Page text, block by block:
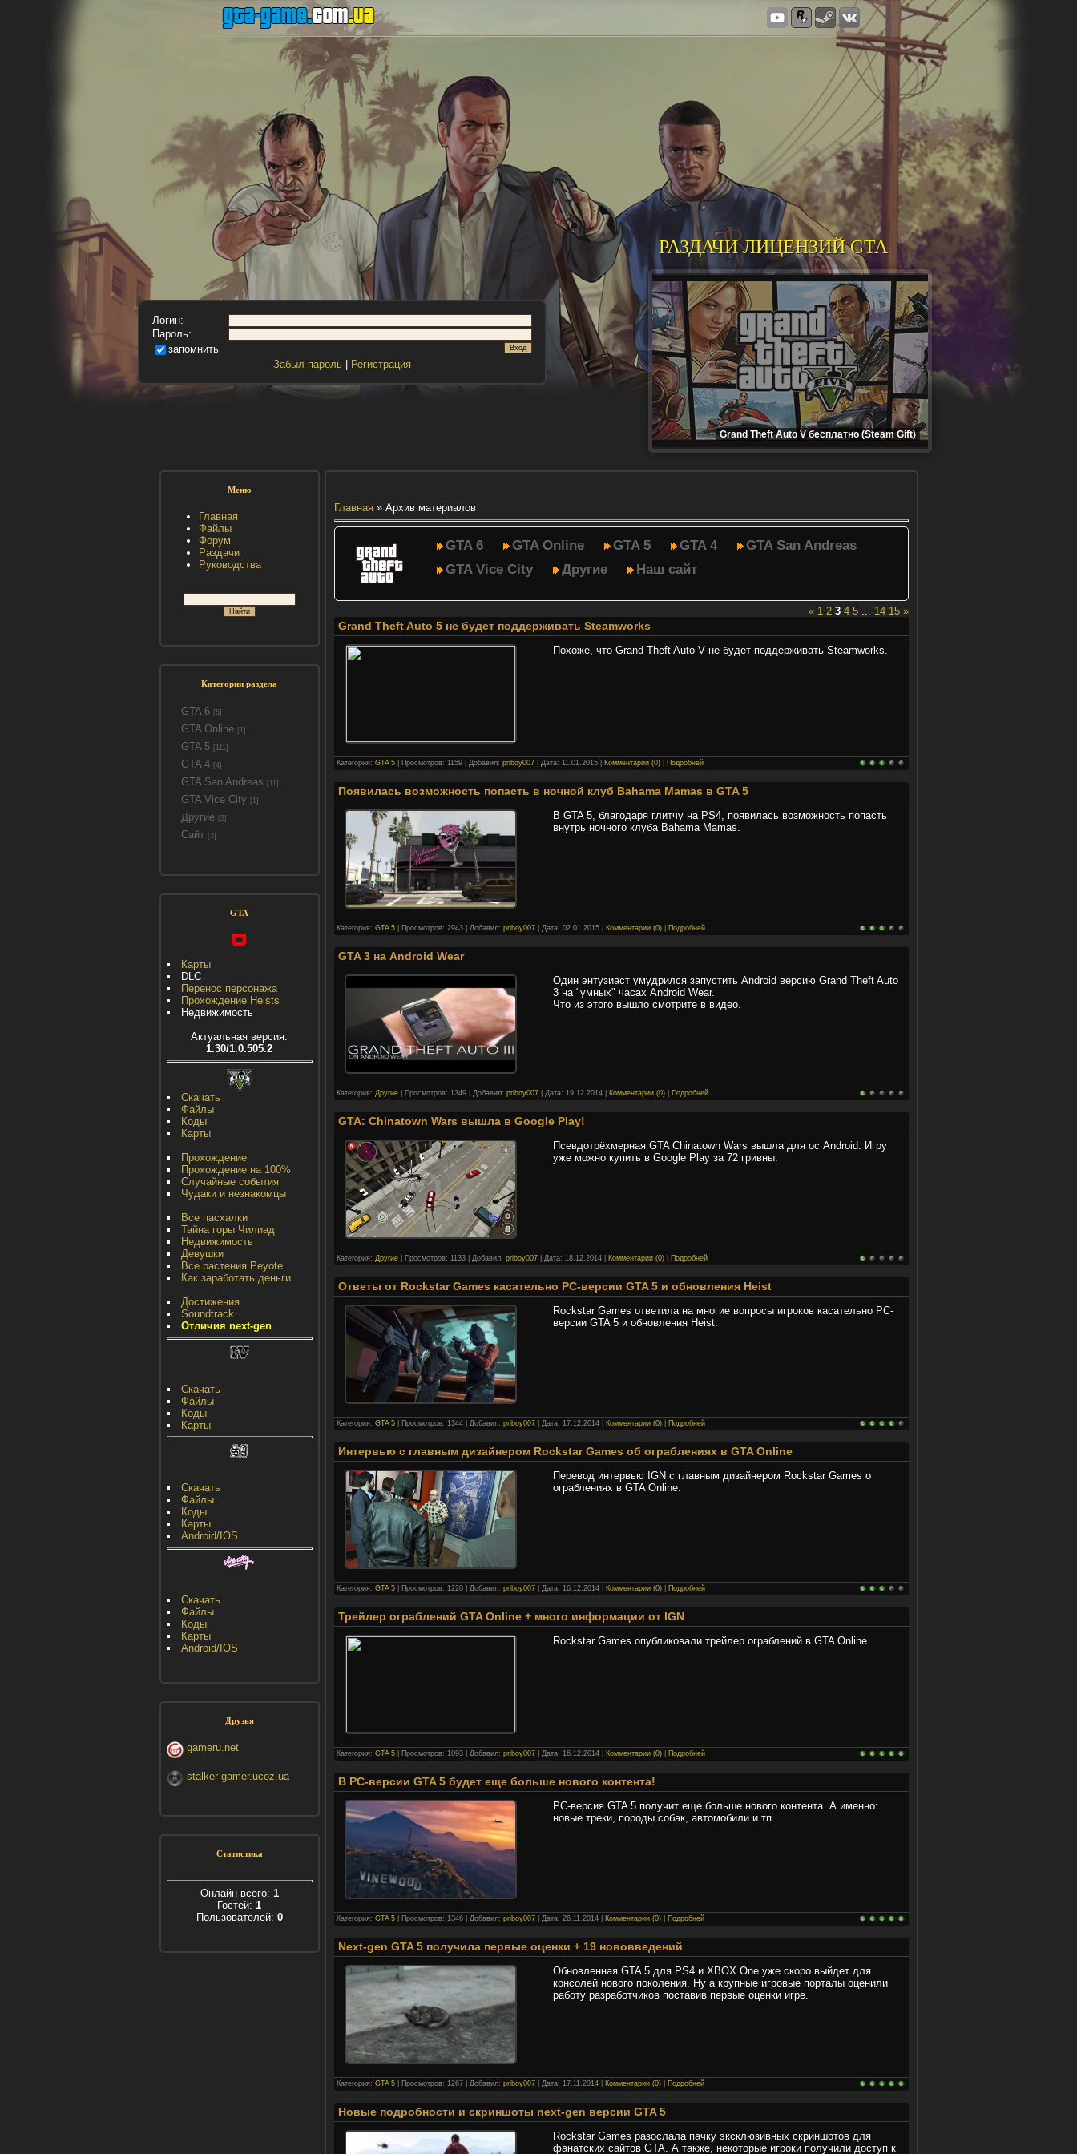
Логин:
Пароль:
запомнить
Забыл пароль
Регистрация
РАЗДАЧИ ЛИЦЕНЗИЙ GTA
Grand Theft Auto V бесплатно (Steam Gift)
Меню
Главная
Файлы
Форум
Раздачи
Руководства
Категории раздела
GTA 6 [5]
GTA Online [1]
GTA 5 [111]
GTA 4 [4]
GTA San Andreas [11]
GTA Vice City [1]
Другие [3]
Сайт [3]
GTA
Карты
DLC
Перенос персонажа
Прохождение Heists
Недвижимость
Актуальная версия:
1.30/1.0.505.2
Скачать
Файлы
Коды
Карты
Прохождение
Прохождение на 100%
Случайные события
Чудаки и незнакомцы
Все пасхалки
Тайна горы Чилиад
Недвижимость
Девушки
Все растения Peyote
Как заработать деньги
Достижения
Soundtrack
Отличия next-gen
Скачать
Файлы
Коды
Карты
Скачать
Файлы
Коды
Карты
Android/IOS
Скачать
Файлы
Коды
Карты
Android/IOS
Друзья
gameru.net
stalker-gamer.ucoz.ua
Статистика
Онлайн всего: 1
Гостей: 1
Пользователей: 0
Главная» Архив материалов
GTA 6 GTA Online GTA 5 GTA 4
GTA San Andreas
GTA Vice City
Другие Наш сайт
« 1 2 3 4 5 ... 14 15 »
Grand Theft Auto 5 не будет поддерживать Steamworks
Похоже, что Grand Theft Auto V не будет поддерживать Steamworks.
Категория: GTA 5| Просмотров: 1159 | Добавил: priboy007| Дата: 11.01.2015| Комментарии (0)| Подробней
Появилась возможность попасть в ночной клуб Bahama Mamas в GTA 5
В GTA 5, благодаря глитчу на PS4, появилась возможность попасть
внутрь ночного клуба Bahama Mamas.
Категория: GTA 5| Просмотров: 2943 | Добавил: priboy007| Дата: 02.01.2015| Комментарии (0)| Подробней
GTA 3 на Android Wear
Один энтузиаст умудрился запустить Android версию Grand Theft Auto
3 на "умных" часах Android Wear.
Что из этого вышло смотрите в видео.
Категория: Другие| Просмотров: 1349 | Добавил: priboy007| Дата: 19.12.2014| Комментарии (0)| Подробней
GTA: Chinatown Wars вышла в Google Play!
Псевдотрёхмерная GTA Chinatown Wars вышла для ос Android. Игру
уже можно купить в Google Play за 72 гривны.
Категория: Другие| Просмотров: 1133 | Добавил: priboy007| Дата: 18.12.2014| Комментарии (0)| Подробней
Ответы от Rockstar Games касательно PC-версии GTA 5 и обновления Heist
Rockstar Games ответила на многие вопросы игроков касательно PC-
версии GTA 5 и обновления Heist.
Категория: GTA 5| Просмотров: 1344 | Добавил: priboy007| Дата: 17.12.2014| Комментарии (0)| Подробней
Интервью с главным дизайнером Rockstar Games об ограблениях в GTA Online
Перевод интервью IGN с главным дизайнером Rockstar Games о
ограблениях в GTA Online.
Категория: GTA 5| Просмотров: 1220 | Добавил: priboy007| Дата: 16.12.2014| Комментарии (0)| Подробней
Трейлер ограблений GTA Online + много информации от IGN
Rockstar Games опубликовали трейлер ограблений в GTA Online.
Категория: GTA 5| Просмотров: 1093 | Добавил: priboy007| Дата: 16.12.2014| Комментарии (0)| Подробней
В PC-версии GTA 5 будет еще больше нового контента!
PC-версия GTA 5 получит еще больше нового контента. А именно:
новые треки, породы собак, автомобили и тп.
Категория: GTA 5| Просмотров: 1346 | Добавил: priboy007| Дата: 26.11.2014| Комментарии (0)| Подробней
Next-gen GTA 5 получила первые оценки + 19 нововведений
Обновленная GTA 5 для PS4 и XBOX One уже скоро выйдет для
консолей нового поколения. Ну а крупные игровые порталы оценили
работу разработчиков поставив первые оценки игре.
Категория: GTA 5| Просмотров: 1267 | Добавил: priboy007| Дата: 17.11.2014| Комментарии (0)| Подробней
Новые подробности и скриншоты next-gen версии GTA 5
Rockstar Games разослала пачку эксклюзивных скриншотов для
фанатских сайтов GTA. А также, некоторые игроки получили доступ к